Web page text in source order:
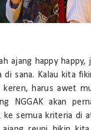
ajang happy happy,
di sana. Kalau kita
keren, harus awet
NGGAK akan
ke semua kriteria di